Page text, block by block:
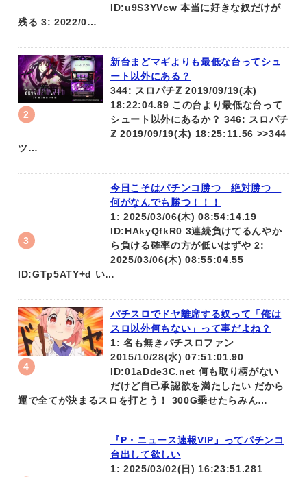
ID:u9S3YVcw 本当に好きな奴だけが
残る 3: 2022/0…
新台まどマギよりも最低な台ってシュ
ート以外にある？
344: スロパチℤ 2019/09/19(木)
18:22:04.89 この台より最低な台って
シュート以外にあるか？ 346: スロパチ
ℤ 2019/09/19(木) 18:25:11.56 >>344
ツ…
今日こそはパチンコ勝つ 絶対勝つ
何がなんでも勝つ！！！
1: 2025/03/06(木) 08:54:14.19
ID:HAkyQfkR0 3連続負けてるんやか
ら負ける確率の方が低いはずや 2:
2025/03/06(木) 08:55:04.55
ID:GTp5ATY+d い…
パチスロでドヤ離席する奴って「俺は
スロ以外何もない」って事だよね？
1: 名も無きパチスロファン
2015/10/28(水) 07:51:01.90
ID:01aDde3C.net 何も取り柄がない
だけど自己承認欲を満たしたい だから
運で全てが決まるスロを打とう！ 300G乗せたらみん…
『P・ニュース速報VIP』ってパチンコ
台出して欲しい
1: 2025/03/02(日) 16:23:51.281